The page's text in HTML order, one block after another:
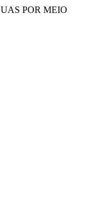
POR MEIO